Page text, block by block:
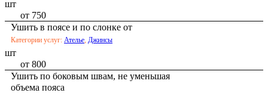
шт
от 750
Ушить в поясе и по слонке от
Категории услуг: Ателье, Джинсы
шт
от 800
Ушить по боковым швам, не уменьшая
объема пояса